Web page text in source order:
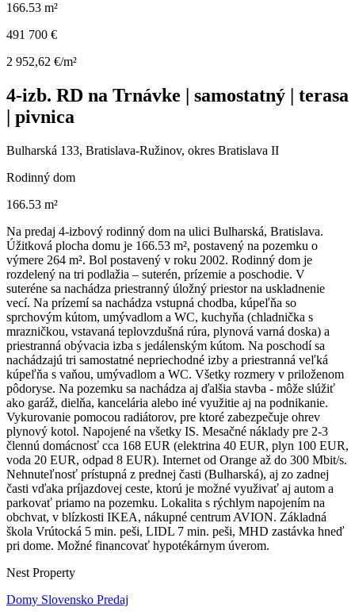
166.53 m²
491 700 €
2 952,62 €/m²
4-izb. RD na Trnávke | samostatný | terasa
| pivnica
Bulharská 133, Bratislava-Ružinov, okres Bratislava II
Rodinný dom
166.53 m²
Na predaj 4-izbový rodinný dom na ulici Bulharská, Bratislava.
Úžitková plocha domu je 166.53 m², postavený na pozemku o
výmere 264 m². Bol postavený v roku 2002. Rodinný dom je
rozdelený na tri podlažia – suterén, prízemie a poschodie. V
suteréne sa nachádza priestranný úložný priestor na uskladnenie
vecí. Na prízemí sa nachádza vstupná chodba, kúpeľňa so
sprchovým kútom, umývadlom a WC, kuchyňa (chladnička s
mrazničkou, vstavaná teplovzdušná rúra, plynová varná doska) a
priestranná obývacia izba s jedálenským kútom. Na poschodí sa
nachádzajú tri samostatné nepriechodné izby a priestranná veľká
kúpeľňa s vaňou, umývadlom a WC. Všetky rozmery v priloženom
pôdoryse. Na pozemku sa nachádza aj ďalšia stavba - môže slúžiť
ako garáž, dielňa, kancelária alebo iné využitie aj na podnikanie.
Vykurovanie pomocou radiátorov, pre ktoré zabezpečuje ohrev
plynový kotol. Napojené na všetky IS. Mesačné náklady pre 2-3
člennú domácnosť cca 168 EUR (elektrina 40 EUR, plyn 100 EUR,
voda 20 EUR, odpad 8 EUR). Internet od Orange až do 300 Mbit/s.
Nehnuteľnosť prístupná z prednej časti (Bulharská), aj zo zadnej
časti vďaka príjazdovej ceste, ktorú je možné využivať aj autom a
parkovať priamo na pozemku. Lokalita s rýchlym napojením na
obchvat, v blízkosti IKEA, nákupné centrum AVION. Základná
škola Vrútocká 5 min. peši, LIDL 7 min. peši, MHD zastávka hneď
pri dome. Možné financovať hypotékárnym úverom.
Nest Property
Domy Slovensko Predaj